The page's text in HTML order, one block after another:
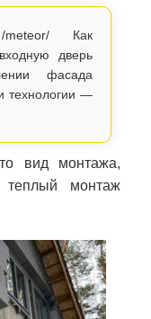
Как
дверь
фасада
технологии —
вид монтажа,
теплый монтаж